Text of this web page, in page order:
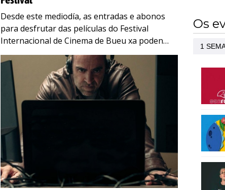
Desde este mediodía, as entradas e abonos
para desfrutar das películas do Festival
Internacional de Cinema de Bueu xa poden
comprarse a golpe de click. Basta con acceder
á tenda
Os
1